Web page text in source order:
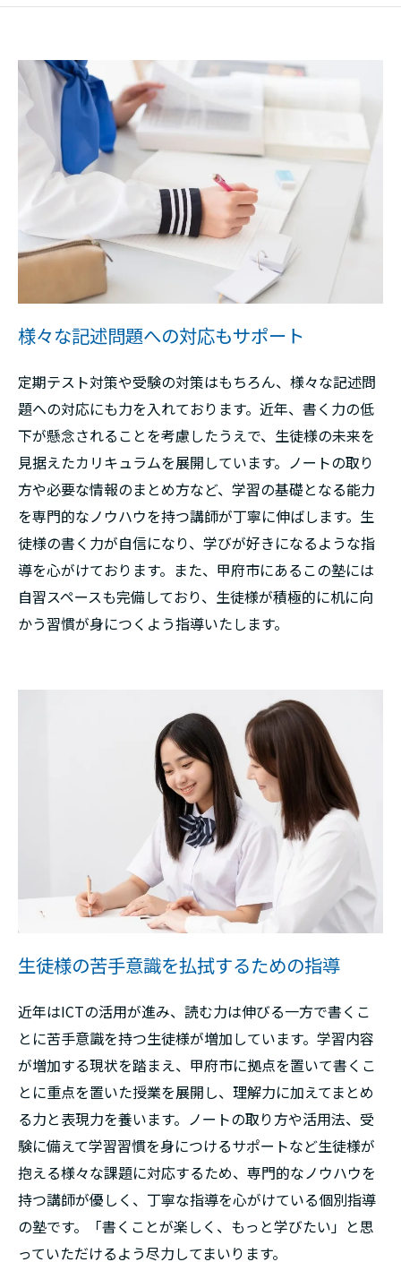
様々な記述問題への対応もサポート
定期テスト対策や受験の対策はもちろん、様々な記述問
題への対応にも力を入れております。近年、書く力の低
下が懸念されることを考慮したうえで、生徒様の未来を
見据えたカリキュラムを展開しています。ノートの取り
方や必要な情報のまとめ方など、学習の基礎となる能力
を専門的なノウハウを持つ講師が丁寧に伸ばします。生
徒様の書く力が自信になり、学びが好きになるような指
導を心がけております。また、甲府市にあるこの塾には
自習スペースも完備しており、生徒様が積極的に机に向
かう習慣が身につくよう指導いたします。
生徒様の苦手意識を払拭するための指導
近年はICTの活用が進み、読む力は伸びる一方で書くこ
とに苦手意識を持つ生徒様が増加しています。学習内容
が増加する現状を踏まえ、甲府市に拠点を置いて書くこ
とに重点を置いた授業を展開し、理解力に加えてまとめ
る力と表現力を養います。ノートの取り方や活用法、受
験に備えて学習習慣を身につけるサポートなど生徒様が
抱える様々な課題に対応するため、専門的なノウハウを
持つ講師が優しく、丁寧な指導を心がけている個別指導
の塾です。「書くことが楽しく、もっと学びたい」と思
っていただけるよう尽力してまいります。